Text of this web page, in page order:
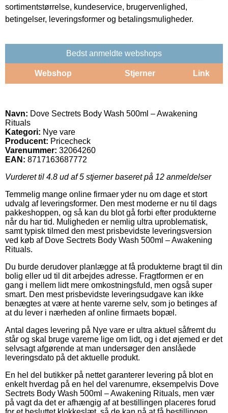
sortimentstørrelse, kundeservice, brugervenlighed,
betingelser, leveringsformer og betalingsmuligheder.
Bedst anmeldte webshops
Webshop Stjerner Link
Navn: Dove Sectrets Body Wash 500ml – Awakening
Rituals
Kategori: Nye vare
Producent: Pricecheck
Varenummer: 32064260
EAN: 8717163687772
Vurderet til 4.8 ud af 5 stjerner baseret på 12 anmeldelser
Temmelig mange online firmaer yder nu om dage et stort
udvalg af leveringsformer. Den mest moderne er nu til dags
pakkeshoppen, og så kan du blot gå forbi efter produkterne
når du har tid. Muligheden er nemlig ultra uproblematisk,
samt typisk tilmed den mest prisbevidste leveringsversion
ved køb af Dove Sectrets Body Wash 500ml – Awakening
Rituals.
Du burde derudover planlægge at få produkterne bragt til din
bolig eller ud til dit arbejdes adresse. Fragtformen er en
gang i mellem lidt mere omkostningsfuld, men også super
smart. Den mest prisbevidste leveringsudgave kan ikke
benægtes at være at hente varerne selv, som jo betinges af
at du lever i nærheden af online firmaets bopæl.
Antal dages levering på Nye vare er ultra aktuel såfremt du
står og skal bruge varerne lige om lidt, og i det øjemed er det
selvsagt afgørende at man undersøger den anslåede
leveringsdato på det aktuelle produkt.
En hel del butikker på nettet garanterer levering på blot en
enkelt hverdag på en hel del varenumre, eksempelvis Dove
Sectrets Body Wash 500ml – Awakening Rituals, men vær
på vagt da det er afhængig af at bestillingen placeres forud